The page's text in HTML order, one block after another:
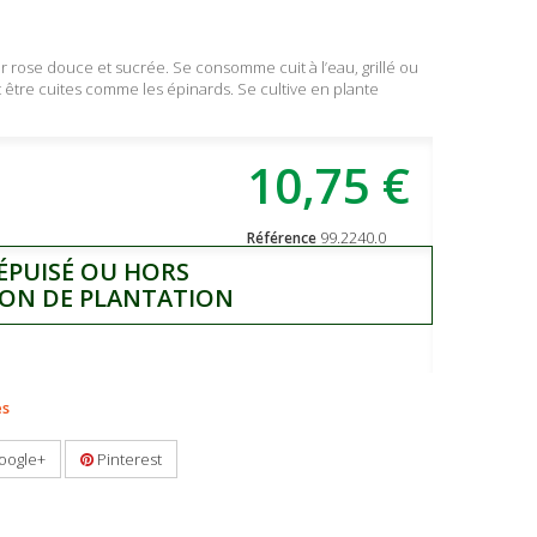
douce et sucrée. Se consomme cuit à l’eau, grillé ou
cuites comme les épinards. Se cultive en plante
10,75 €
Référence 99.2240.0
OU HORS
DE PLANTATION
Pinterest